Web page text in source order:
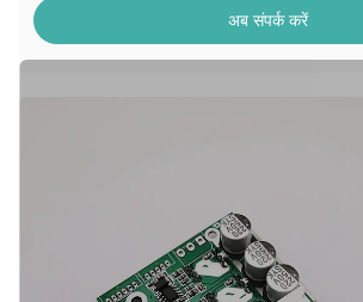
अब संपर्क करें